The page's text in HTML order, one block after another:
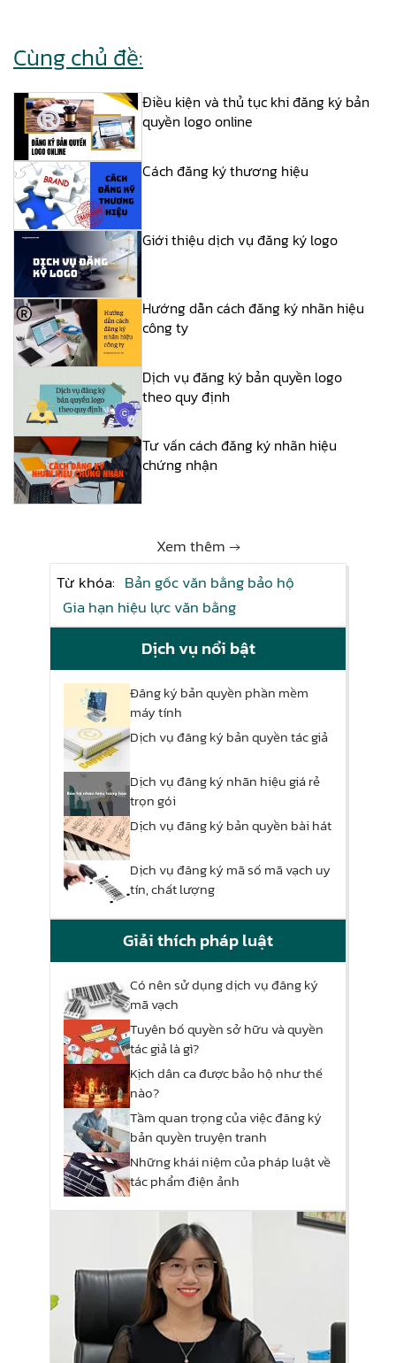
Cùng chủ đề:
Điều kiện và thủ tục khi đăng ký bản
quyền logo online
Cách đăng ký thương hiệu
Giới thiệu dịch vụ đăng ký logo
Hướng dẫn cách đăng ký nhãn hiệu
công ty
Dịch vụ đăng ký bản quyền logo
theo quy định
Tư vấn cách đăng ký nhãn hiệu
chứng nhận
Xem thêm →
Từ khóa: Bản gốc văn bằng bảo hộ
Gia hạn hiệu lực văn bằng
Dịch vụ nổi bật
Đăng ký bản quyền phần mềm
máy tính
Dịch vụ đăng ký bản quyền tác giả
Dịch vụ đăng ký nhãn hiệu giá rẻ
trọn gói
Dịch vụ đăng ký bản quyền bài hát
Dịch vụ đăng ký mã số mã vạch uy
tín, chất lượng
Giải thích pháp luật
Có nên sử dụng dịch vụ đăng ký
mã vạch
Tuyên bố quyền sở hữu và quyền
tác giả là gì?
Kịch dân ca được bảo hộ như thế
nào?
Tầm quan trọng của việc đăng ký
bản quyền truyện tranh
Những khái niệm của pháp luật về
tác phẩm điện ảnh